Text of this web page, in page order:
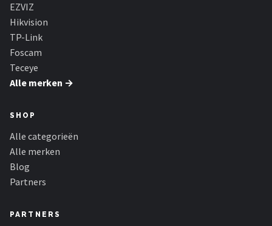
Alle merken →
EZVIZ
Hikvision
TP-Link
Foscam
Teceye
Alle merken →
SHOP
Alle categorieën
Alle merken
Blog
Partners
PARTNERS